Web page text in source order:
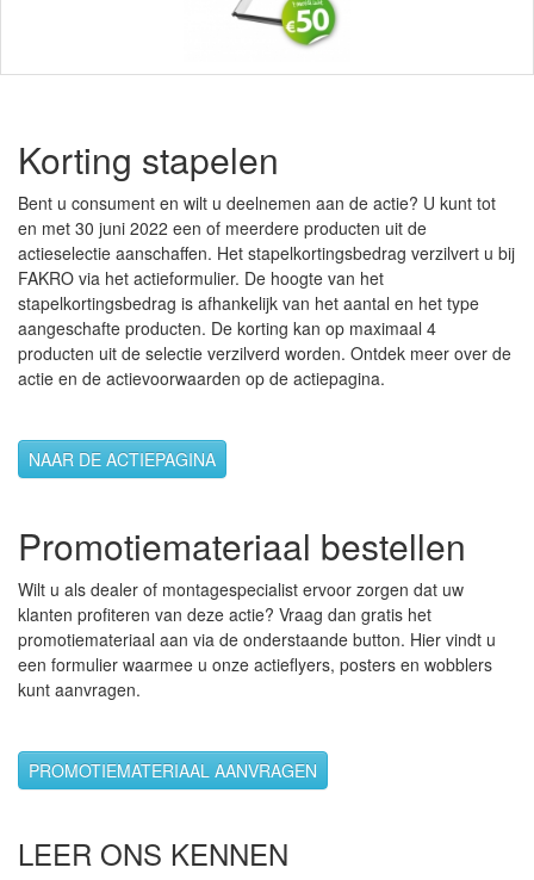
Korting stapelen
Bent u consument en wilt u deelnemen aan de actie? U kunt tot
en met 30 juni 2022 een of meerdere producten uit de
actieselectie aanschaffen. Het stapelkortingsbedrag verzilvert u bij
FAKRO via het actieformulier. De hoogte van het
stapelkortingsbedrag is afhankelijk van het aantal en het type
aangeschafte producten. De korting kan op maximaal 4
producten uit de selectie verzilverd worden. Ontdek meer over de
actie en de actievoorwaarden op de actiepagina.
Promotiemateriaal bestellen
Wilt u als dealer of montagespecialist ervoor zorgen dat uw
klanten profiteren van deze actie? Vraag dan gratis het
promotiemateriaal aan via de onderstaande button. Hier vindt u
een formulier waarmee u onze actieflyers, posters en wobblers
kunt aanvragen.
LEER ONS KENNEN